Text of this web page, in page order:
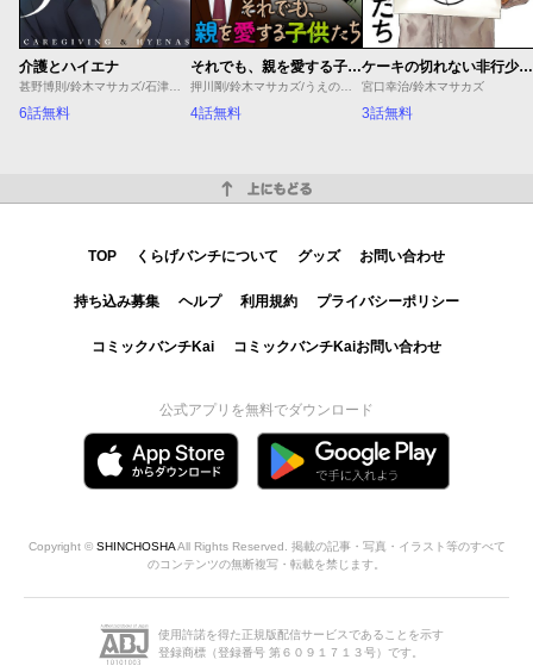
介護とハイエナ
6話無料
それでも、親を愛する子供たち
4話無料
ケーキの切れない非行少年たち
宮口幸治/鈴木マサカズ
3話無料
TOP くらげバンチについて グッズ お問い合わせ
持ち込み募集 ヘルプ 利用規約 プライバシーポリシー
コミックバンチKai コミックバンチKaiお問い合わせ
公式アプリを無料でダウンロード
Copyright © SHINCHOSHAAll Rights Reserved. 掲載の記事・写真・イラスト等のすべて
のコンテンツの無断複写・転載を禁じます。
使用許諾を得た正規版配信サービスであることを示す
登録商標（登録番号 第６０９１７１３号）です。